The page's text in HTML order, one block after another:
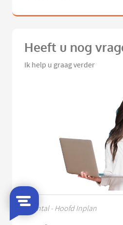
Heeft u nog
Ik help u graag verder
Chantal - Hoofd Inplan